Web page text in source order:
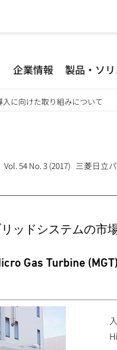
企業情報 製品・ソ
入に向けた取り組みについて
Vol. 54 No. 3 (2017) 三菱日立
リッドシステムの市
Gas Turbine